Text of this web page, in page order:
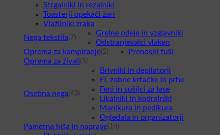
Strgalniki in rezalniki
Toasterji opekači žari
Vlažilniki zraka
Nega tekstila (7)
Grelne odeje in vzglavniki
Odstranjevalci vlaken
Oprema za kampiranje (2)
Prenosni tuši
Oprema za živali (5)
Osebna nega (43)
Brivniki in depilatorji
El. zobne krtačke in prhe
Feni in sušilci za lase
Likalniki in kodralniki
Manikura in pedikura
Ogledala in organizatorji
Pametna hiša in naprave (14)